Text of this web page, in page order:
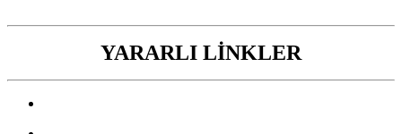
YARARLI LİNKLER